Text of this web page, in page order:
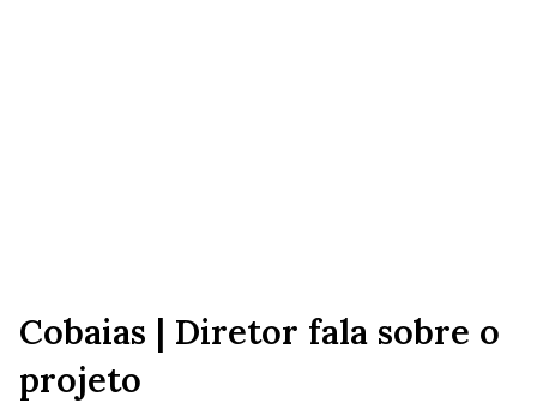
Cobaias | Diretor fala sobre o
projeto